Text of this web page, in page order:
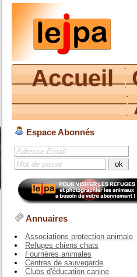
Accueil
Espace Abonnés
Annuaires
Associations protection animale
Refuges chiens chats
Fourrières animales
Centres de sauvegarde
Clubs d'éducation canine